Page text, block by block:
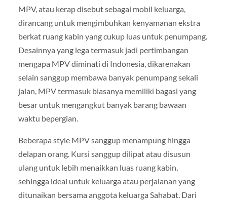
MPV, atau kerap disebut sebagai mobil keluarga,
dirancang untuk mengimbuhkan kenyamanan ekstra
berkat ruang kabin yang cukup luas untuk penumpang.
Desainnya yang lega termasuk jadi pertimbangan
mengapa MPV diminati di Indonesia, dikarenakan
selain sanggup membawa banyak penumpang sekali
jalan, MPV termasuk biasanya memiliki bagasi yang
besar untuk mengangkut banyak barang bawaan
waktu bepergian.
Beberapa style MPV sanggup menampung hingga
delapan orang. Kursi sanggup dilipat atau disusun
ulang untuk lebih menaikkan luas ruang kabin,
sehingga ideal untuk keluarga atau perjalanan yang
ditunaikan bersama anggota keluarga Sahabat. Dari